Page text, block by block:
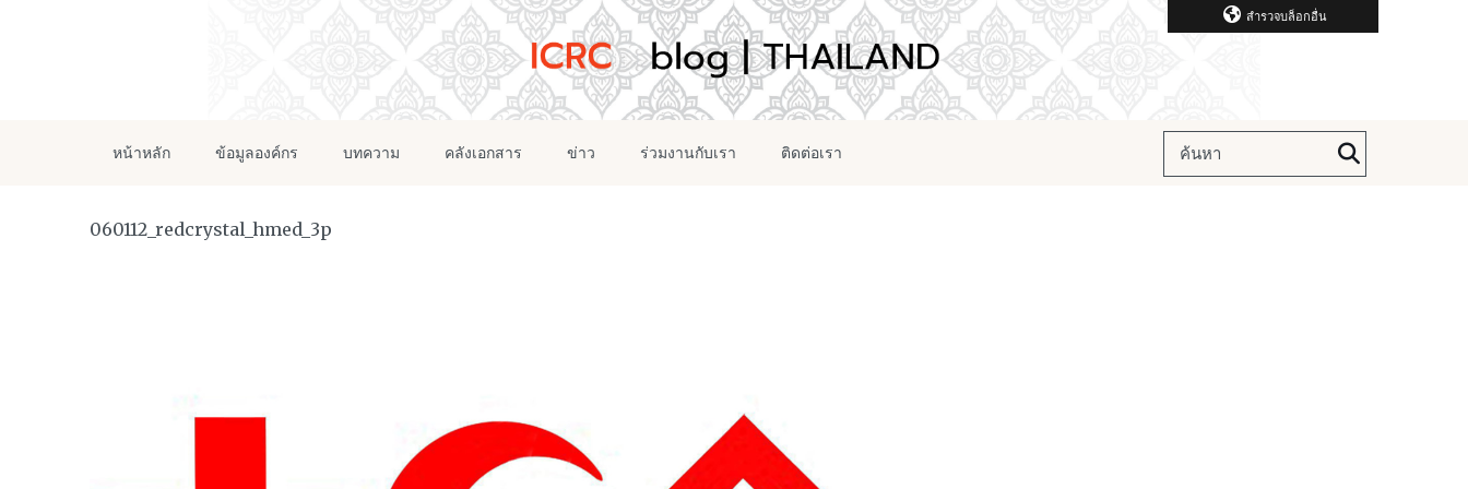
สำรวจบล็อกอื่น
หน้าหลัก ข้อมูลองค์กร บทความ คลังเอกสาร ข่าว ร่วมงานกับเรา ติดต่อเรา
060112_redcrystal_hmed_3p